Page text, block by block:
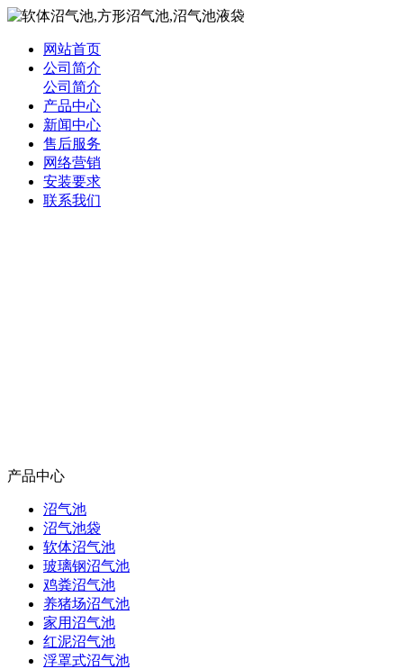
网站首页
公司简介
公司简介
产品中心
新闻中心
售后服务
网络营销
安装要求
联系我们
产品中心
沼气池
沼气池袋
软体沼气池
玻璃钢沼气池
鸡粪沼气池
养猪场沼气池
家用沼气池
红泥沼气池
浮罩式沼气池